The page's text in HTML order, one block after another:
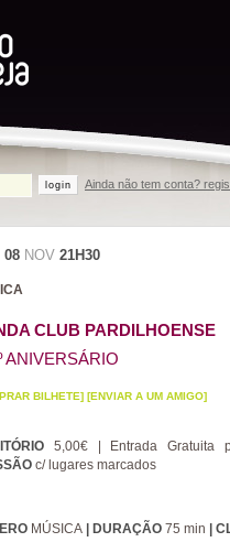
login Ainda não tem conta?
08 NOV 21H30
CLUB PARDILHOENSE
ANIVERSÁRIO
BILHETE] [ENVIAR A UM AMIGO]
5,00€ | Entrada Gratuita
c/ lugares marcados
MÚSICA | DURAÇÃO 75 min |